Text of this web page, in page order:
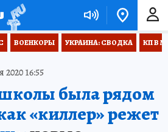
ВОЕНКОРЫ УКРАИНА: СВОДКА КП В
2020 16:55
была рядом
«киллер» режет